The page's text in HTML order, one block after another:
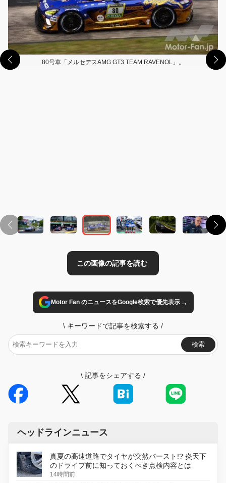
80号車「メルセデスAMG GT3 TEAM RAVENOL」。
Motor Fan のニュースをGoogle検索で優先表示→
\ キーワードで記事を検索する /
検索
\ 記事をシェアする /
ヘッドラインニュース
真夏の高速道路でタイヤが突然バースト!? 炎天下
のドライブ前に知っておくべき点検内容とは
14時間前